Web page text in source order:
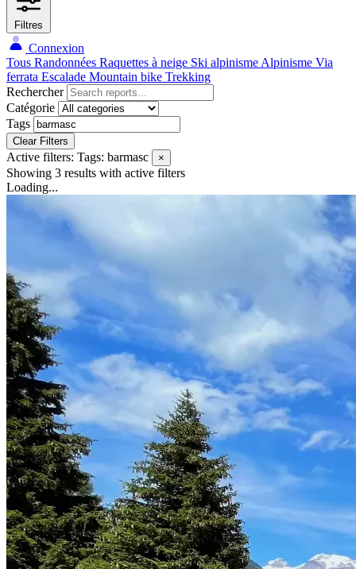
Filtres
Connexion
Tous Randonnées Raquettes à neige Ski alpinisme Alpinisme Via
ferrata Escalade Mountain bike Trekking
Rechercher
Catégorie
Tags
Clear Filters
Active filters: Tags: barmasc ×
Showing 3 results with active filters
Loading...